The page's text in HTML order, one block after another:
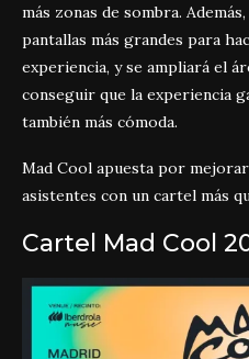
más zonas de sombra.
pantallas más grandes para
experiencia, y se ampliará el
conseguir que la experiencia
también más cómoda.
Mad Cool apuesta por
asistentes con un cartel más
Cartel Mad Cool